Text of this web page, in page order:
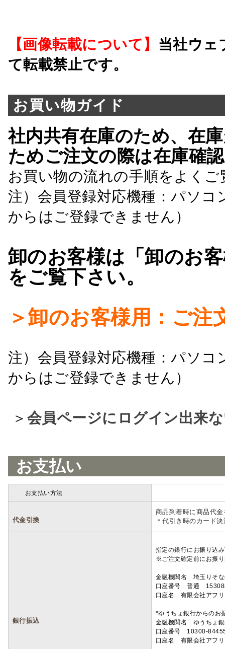
【画像転載について】 当社ウェ
て転載禁止です。
お買い物ガイド
社内共有在庫のため、在
ためご注文の際は在庫確
お買い物の流れの手順をよくご
注）会員登録対応機種：パソ
からはご登録できません）
卸のお客様は「卸のお
をご覧下さい。
＞卸のお客様用：ご注
注）会員登録対応機種：パソ
からはご登録できません）
＞ 会員ページにログイン出来
お支払い
お支払い方法
代金引換
商品到着時に商品代
＊代引き時のカード
銀行振込
指定の銀行にお振り込
※ご注文確定前にお振
金融機関名 埼玉りそ
口座番号 普通
口座名 有限会社アフ
*ゆうちょ銀行からのお
金融機関名 ゆうちょ
口座番号 10300-
口座名 有限会社アフ